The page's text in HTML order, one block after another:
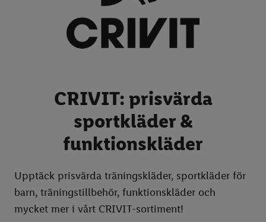
SILVERCREST®
pepperts!
LIVERGY
esmara
CRIVIT: prisvärda
sportkläder &
funktionskläder
Upptäck prisvärda träningskläder, sportkläder för
barn, träningstillbehör, funktionskläder och
mycket mer i vårt CRIVIT-sortiment!